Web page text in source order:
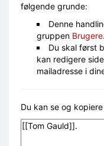
følgende grunde:
Denne
gruppen Brugere.
Du skal først
kan redigere
mailadresse i
Du kan se og